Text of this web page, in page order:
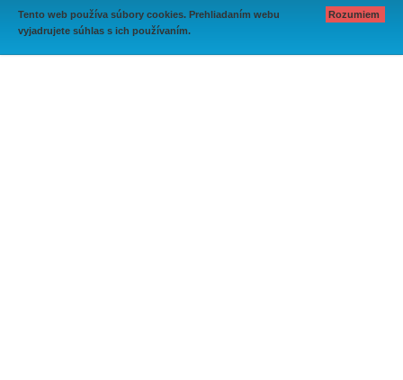
Tento web používa súbory cookies. Prehliadaním webu
vyjadrujete súhlas s ich používaním.
Rozumiem